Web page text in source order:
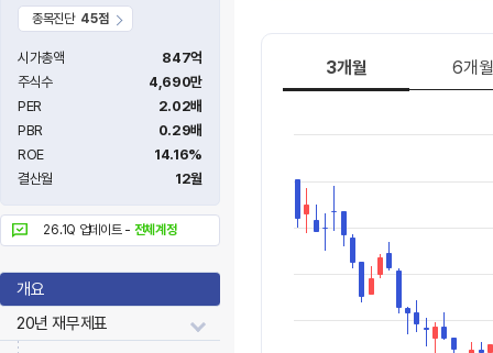
종목진단 45점
시가총액
847억
주식수
4,690만
PER
2.02배
PBR
0.29배
ROE
14.16%
결산월
12월
26.1Q 업데이트 - 전체계정
개요
20년 재무제표
3개월 6개월